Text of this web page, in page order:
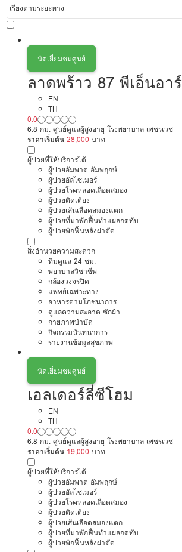
นัดเยี่ยมชมศูนย์
ลาดพร้าว 87 พีเอ็นอาร์
EN
TH
0.0
6.8 กม. ศูนย์ดูแลผู้สูงอายุ โรงพยาบาล เพชรเวช
ราคาเริ่มต้น 28,000 บาท
ผู้ป่วยที่ให้บริการได้
ผู้ป่วยอัมพาต อัมพฤกษ์
ผู้ป่วยอัลไซเมอร์
ผู้ป่วยโรคหลอดเลือดสมอง
ผู้ป่วยติดเตียง
ผู้ป่วยเส้นเลือดสมองแตก
ผู้ป่วยที่มาพักฟื้นทำแผลกดทับ
ผู้ป่วยพักฟื้นหลังผ่าตัด
สิ่งอำนวยความสะดวก
ทีมดูแล 24 ชม.
พยาบาลวิชาชีพ
กล้องวงจรปิด
แพทย์เฉพาะทาง
อาหารตามโภชนาการ
ดูแลความสะอาด ซักผ้า
กายภาพบำบัด
กิจกรรมนันทนาการ
รายงานข้อมูลสุขภาพ
นัดเยี่ยมชมศูนย์
เอลเดอร์ลี่ซีโฮม
EN
TH
0.0
6.8 กม. ศูนย์ดูแลผู้สูงอายุ โรงพยาบาล เพชรเวช
ราคาเริ่มต้น 19,000 บาท
ผู้ป่วยที่ให้บริการได้
ผู้ป่วยอัมพาต อัมพฤกษ์
ผู้ป่วยอัลไซเมอร์
ผู้ป่วยโรคหลอดเลือดสมอง
ผู้ป่วยติดเตียง
ผู้ป่วยเส้นเลือดสมองแตก
ผู้ป่วยที่มาพักฟื้นทำแผลกดทับ
ผู้ป่วยพักฟื้นหลังผ่าตัด